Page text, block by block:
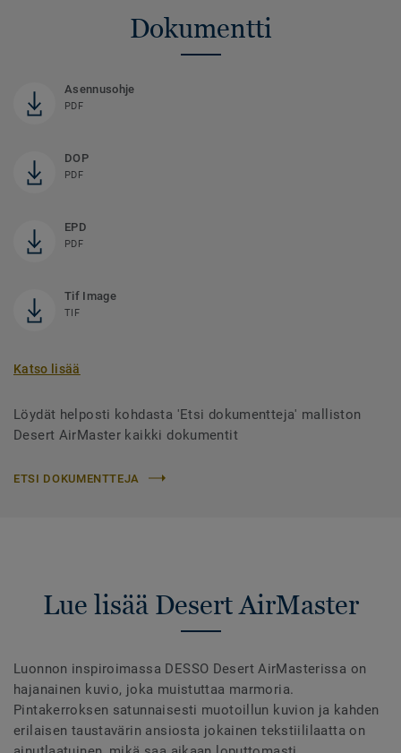
Dokumentti
Asennusohje
PDF
DOP
PDF
EPD
PDF
Tif Image
TIF
Katso lisää
Löydät helposti kohdasta 'Etsi dokumentteja' malliston
Desert AirMaster kaikki dokumentit
ETSI DOKUMENTTEJA
Lue lisää Desert AirMaster
Luonnon inspiroimassa DESSO Desert AirMasterissa on
hajanainen kuvio, joka muistuttaa marmoria.
Pintakerroksen satunnaisesti muotoillun kuvion ja kahden
erilaisen taustavärin ansiosta jokainen tekstiililaatta on